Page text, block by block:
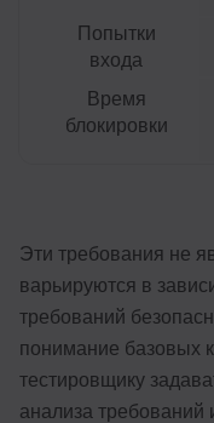
Попытки
входа
Время
блокировки
Эти требования не
варьируются в
требований
понимание базовых
тестировщику
анализа